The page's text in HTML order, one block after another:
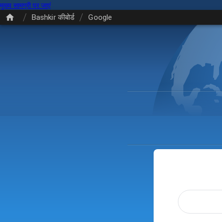
मुख्य सामग्री पर जाएं
/ Bashkir कीबोर्ड / Google